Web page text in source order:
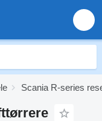
Scania R-series